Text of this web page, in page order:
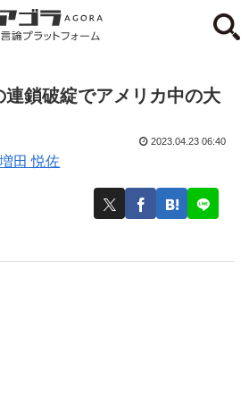
鎖破綻でアメリカ中の大
増田 悦佐
2023.04.23 06:40